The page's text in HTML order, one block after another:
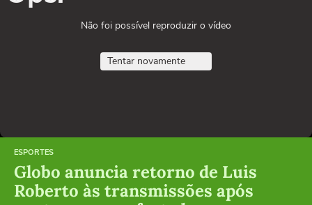
Não foi possível reproduzir o vídeo
Tentar novamente
ESPORTES
Globo anuncia retorno de Luis
Roberto às transmissões após